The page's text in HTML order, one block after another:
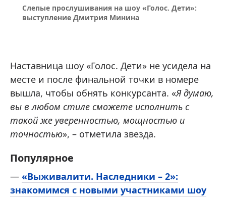
Слепые прослушивания на шоу «Голос. Дети»:
выступление Дмитрия Минина
Наставница шоу «Голос. Дети» не усидела на
месте и после финальной точки в номере
вышла, чтобы обнять конкурсанта. «Я думаю,
вы в любом стиле сможете исполнить с
такой же уверенностью, мощностью и
точностью», – отметила звезда.
Популярное
— «Выживалити. Наследники – 2»:
знакомимся с новыми участниками шоу